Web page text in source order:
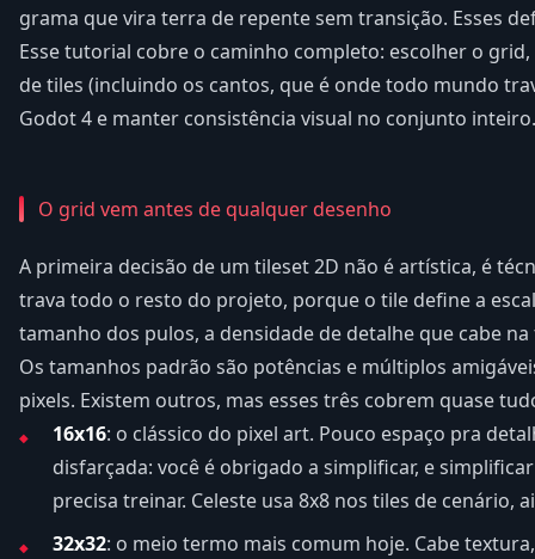
grama que vira terra de repente sem transição. Esses
Esse tutorial cobre o caminho completo: escolher o
de tiles (incluindo os cantos, que é onde todo mundo
Godot 4 e manter consistência visual no conjunto inteiro.
O grid vem antes de qualquer desenho
A primeira decisão de um tileset 2D não é artística, é
trava todo o resto do projeto, porque o tile define a
tamanho dos pulos, a densidade de detalhe que cabe na
Os tamanhos padrão são potências e múltiplos
pixels. Existem outros, mas esses três cobrem quase
16x16: o clássico do pixel art. Pouco espaço pra
disfarçada: você é obrigado a simplificar, e
precisa treinar. Celeste usa 8x8 nos tiles de cenário,
32x32: o meio termo mais comum hoje. Cabe